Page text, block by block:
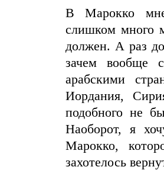
В Марокко
слишком много
должен. А раз
зачем вообще
арабскими
Иордания,
подобного не
Наоборот, я
Марокко,
захотелось